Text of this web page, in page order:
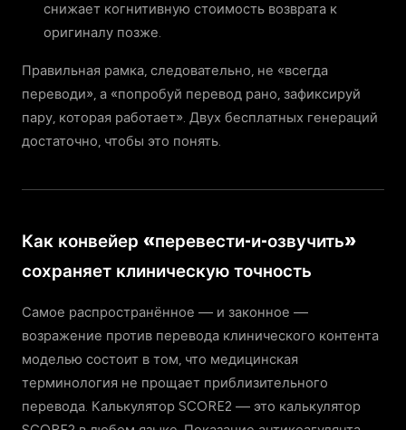
снижает когнитивную стоимость возврата к
оригиналу позже.
Правильная рамка, следовательно, не «всегда
переводи», а «попробуй перевод рано, зафиксируй
пару, которая работает». Двух бесплатных генераций
достаточно, чтобы это понять.
Как конвейер «перевести-и-озвучить»
сохраняет клиническую точность
Самое распространённое — и законное —
возражение против перевода клинического контента
моделью состоит в том, что медицинская
терминология не прощает приблизительного
перевода. Калькулятор SCORE2 — это калькулятор